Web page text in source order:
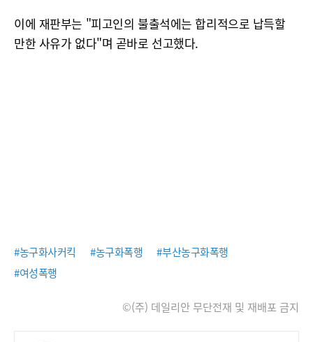
이에 재판부는 "피고인의 불출석에는 합리적으로 납득할
만한 사유가 없다"며 곧바로 선고했다.
#농구화사커킥 #농구화폭행
#부산농구화폭행
#여성폭행
©(주) 데일리안 무단전재 및 재배포 금지